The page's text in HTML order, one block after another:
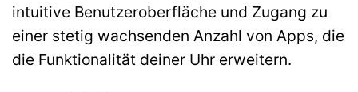
intuitive Benutzeroberfläche und Zugang zu
einer stetig wachsenden Anzahl von Apps, die
die Funktionalität deiner Uhr erweitern.